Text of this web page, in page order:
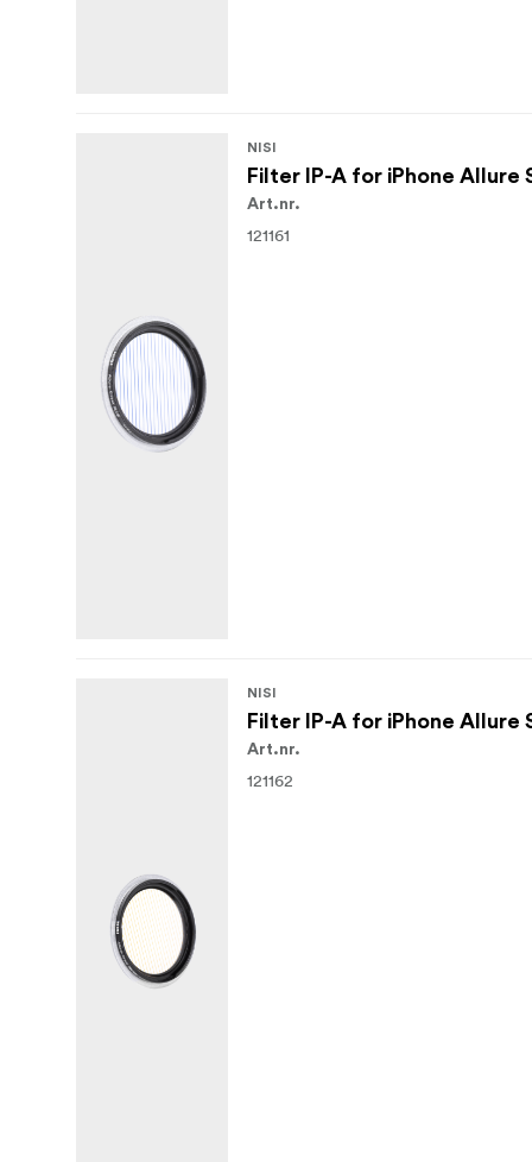
NISI
Filter IP-A for iPhone Allure
Art.nr.
121161
NISI
Filter IP-A for iPhone Allure
Art.nr.
121162